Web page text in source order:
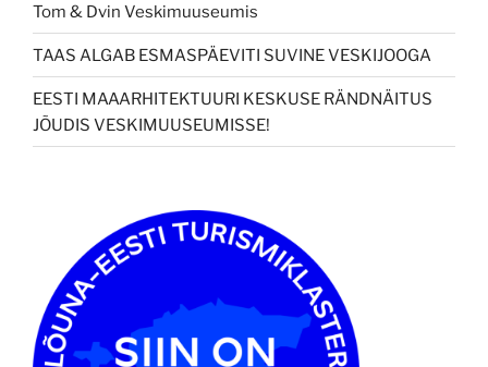
Tom & Dvin Veskimuuseumis
TAAS ALGAB ESMASPÄEVITI SUVINE VESKIJOOGA
EESTI MAAARHITEKTUURI KESKUSE RÄNDNÄITUS
JÕUDIS VESKIMUUSEUMISSE!